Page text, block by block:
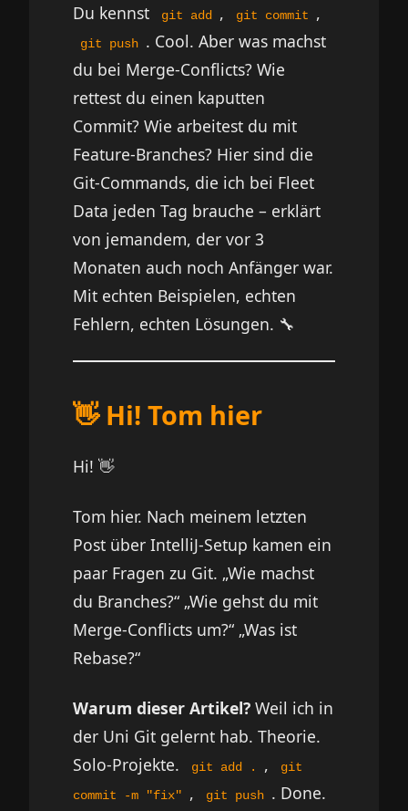
Du kennst git add , git commit ,
git push . Cool. Aber was machst
du bei Merge-Conflicts? Wie
rettest du einen kaputten
Commit? Wie arbeitest du mit
Feature-Branches? Hier sind die
Git-Commands, die ich bei Fleet
Data jeden Tag brauche – erklärt
von jemandem, der vor 3
Monaten auch noch Anfänger war.
Mit echten Beispielen, echten
Fehlern, echten Lösungen. 🔧
👋 Hi! Tom hier
Hi! 👋
Tom hier. Nach meinem letzten
Post über IntelliJ-Setup kamen ein
paar Fragen zu Git. „Wie machst
du Branches?“ „Wie gehst du mit
Merge-Conflicts um?“ „Was ist
Rebase?“
Warum dieser Artikel? Weil ich in
der Uni Git gelernt hab. Theorie.
Solo-Projekte.
git add . ,
git
commit -m "fix"
, git push . Done.